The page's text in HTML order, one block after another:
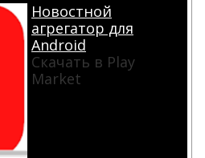
Новостной
агрегатор для
Android
Скачать в Play
Market